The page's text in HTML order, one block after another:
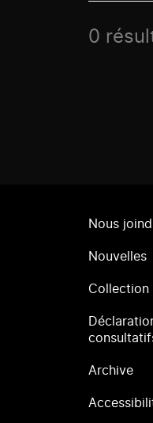
0
Nous
Nouvelles
Collection
Archive